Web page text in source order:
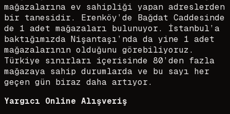
mağazalarına ev sahipliği yapan adreslerden
bir tanesidir. Erenköy’de Bağdat Caddesinde
de 1 adet mağazaları bulunuyor. İstanbul’a
baktığımızda Nişantaşı’nda da yine 1 adet
mağazalarının olduğunu görebiliyoruz.
Türkiye sınırları içerisinde 80’den fazla
mağazaya sahip durumlarda ve bu sayı her
geçen gün biraz daha artıyor.
Yargıcı Online Alışveriş